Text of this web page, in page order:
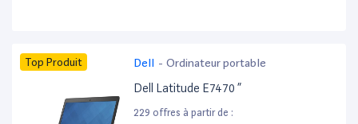
Top Produit Dell - Ordinateur portable
Dell Latitude E7470 ”
229 offres à partir de :